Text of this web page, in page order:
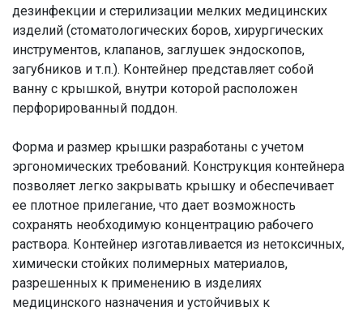
дезинфекции и стерилизации мелких медицинских
изделий (стоматологических боров, хирургических
инструментов, клапанов, заглушек эндоскопов,
загубников и т.п.). Контейнер представляет собой
ванну с крышкой, внутри которой расположен
перфорированный поддон.
Форма и размер крышки разработаны с учетом
эргономических требований. Конструкция контейнера
позволяет легко закрывать крышку и обеспечивает
ее плотное прилегание, что дает возможность
сохранять необходимую концентрацию рабочего
раствора. Контейнер изготавливается из нетоксичных,
химически стойких полимерных материалов,
разрешенных к применению в изделиях
медицинского назначения и устойчивых к